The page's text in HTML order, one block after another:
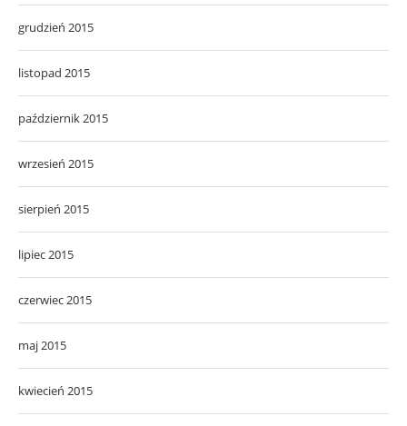
grudzień 2015
listopad 2015
październik 2015
wrzesień 2015
sierpień 2015
lipiec 2015
czerwiec 2015
maj 2015
kwiecień 2015